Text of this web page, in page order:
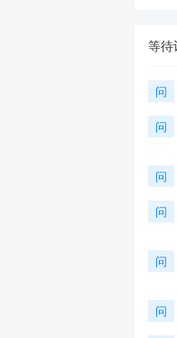
等待
问
问
问
问
问
问